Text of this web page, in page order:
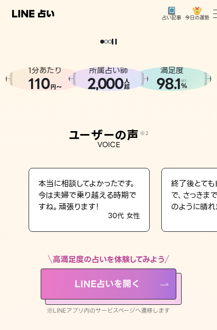
占い記事 今日の運勢
相談事例
LINE占いを開く
※LINEアプリ内のサービスページへ遷移します
どうせなら
。
1分あたり
110円〜
所属占い師
2,000人
超
満足度
98.1※1
%
ユーザーの声 ※2
VOICE
本当に相談してよかったです。
今は夫婦で乗り越える時期で
すね。頑張ります！
30代 女性
終了後とて
で、さっき
のように晴れ
高満足度の占いを体験してみよう
LINE占いを開く
※LINEアプリ内のサービスページへ遷移します